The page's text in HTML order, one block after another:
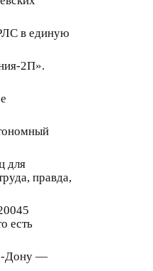
в единую
2П».
для
правда,
есть
Дону —